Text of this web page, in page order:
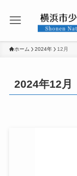
ホーム 2024年 12月
2024年12月